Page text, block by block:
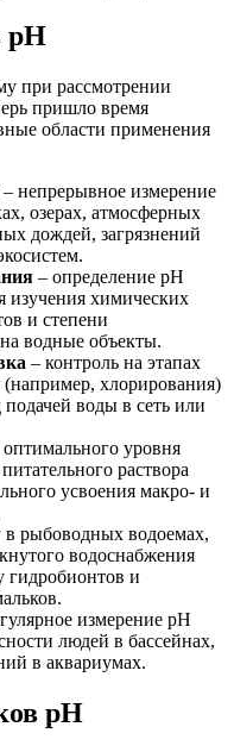
pH
при рассмотрении
пришло время
области применения
– непрерывное измерение
озерах, атмосферных
дождей, загрязнений
– определение pH
изучения химических
и степени
водные объекты.
– контроль на этапах
(например, хлорирования)
воды в сеть или
уровня
раствора
усвоения макро- и
рыбоводных водоемах,
водоснабжения
гидробионтов и
измерение pH
людей в бассейнах,
в аквариумах.
pH